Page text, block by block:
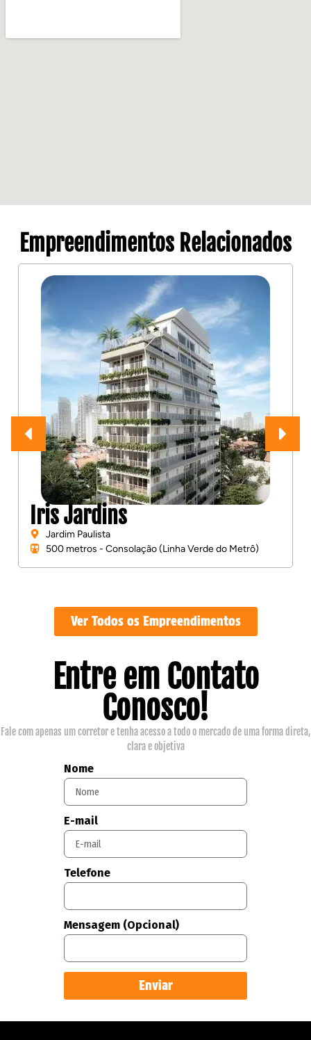
Empreendimentos Relacionados
Iris Jardins
Jardim Paulista
500 metros - Consolação (Linha Verde do Metrô)
Ver Todos os Empreendimentos
Entre em Contato
Conosco!
Fale com apenas um corretor e tenha acesso a todo o mercado de uma forma direta,
clara e objetiva
Nome
E-mail
Telefone
Mensagem (Opcional)
Enviar